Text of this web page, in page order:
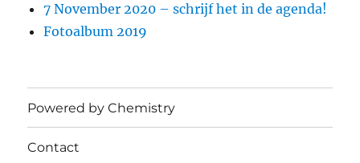
7 November 2020 – schrijf het in de agenda!
Fotoalbum 2019
Powered by Chemistry
Contact